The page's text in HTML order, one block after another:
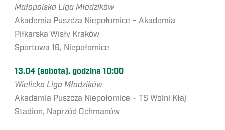
Małopolska Liga Młodzików
Akademia Puszcza Niepołomice – Akademia
Piłkarska Wisły Kraków
Sportowa 16, Niepołomice
13.04 (sobota), godzina 10:00
Wielicka Liga Młodzików
Akademia Puszcza Niepołomice – TS Wolni Kłaj
Stadion, Naprzód Ochmanów